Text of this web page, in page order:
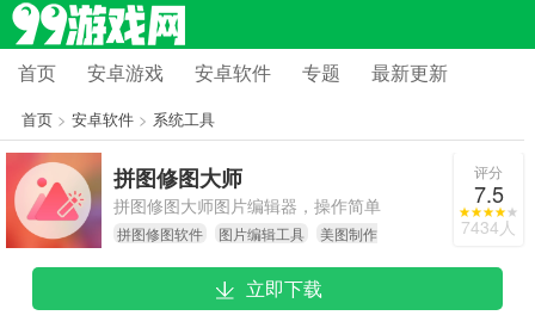
首页 安卓游戏 安卓软件 专题 最新更新
首页> 安卓软件> 系统工具
拼图修图大师
拼图修图大师图片编辑器，操作简单
又好用，是手机里必不可少的图片处
理软件！它支持多种图片格式，绝对
是您工作和生活中的理想之选。
拼图修图软件 图片编辑工具
美图制作
评分
7.5
7434人
立即下载